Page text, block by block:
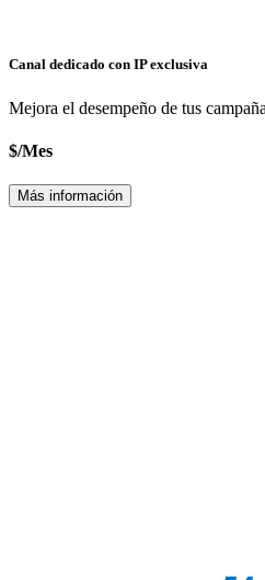
Canal dedicado con IP exclusiva
Mejora el desempeño de tus
$/Mes
Más información